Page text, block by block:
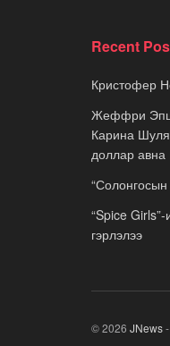
Recent
Кристофер
Жеффри
Карина
доллар авна
“Солонгосын
“Spice
гэрлэлээ
© 2026 JNews